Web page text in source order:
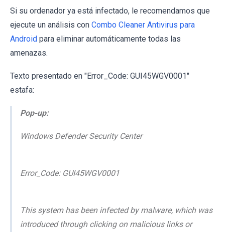
Si su ordenador ya está infectado, le recomendamos que
ejecute un análisis con Combo Cleaner Antivirus para
Android para eliminar automáticamente todas las
amenazas.
Texto presentado en "Error_Code: GUI45WGV0001"
estafa:
Pop-up:
Windows Defender Security Center
Error_Code: GUI45WGV0001
This system has been infected by malware, which was
introduced through clicking on malicious links or